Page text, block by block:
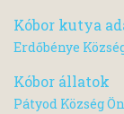
Kóbor kutya
Erdőbénye
Kóbor állatok
Pátyod Község